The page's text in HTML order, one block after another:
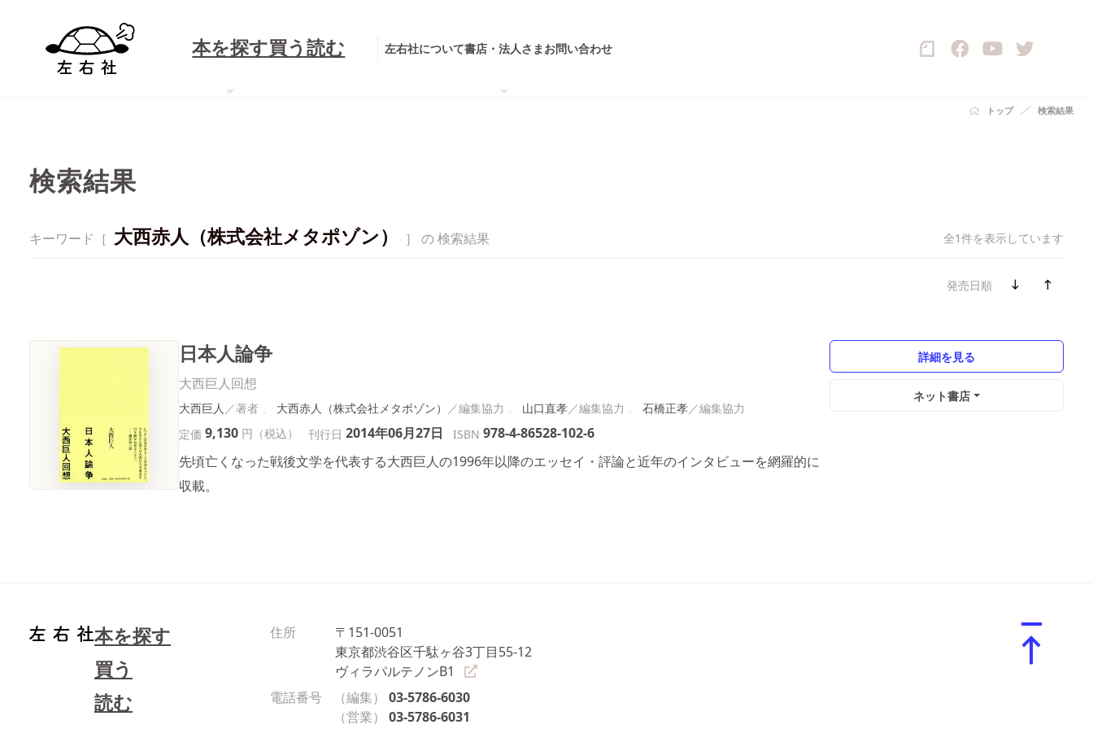
本を探す買う読む 左右社について書店・法人さまお問い合わせ
トップ 検索結果
検索結果
キーワード［ 大西赤人（株式会社メタポゾン） ］ の 検索結果 全1件を表示しています
発売日順
日本人論争
大西巨人回想
大西巨人 大西赤人（株式会社メタポゾン） 山口直孝
石橋正孝
定価 9,130 円（税込） 刊行日 2014年06月27日 ISBN 978-4-86528-102-6
先頃亡くなった戦後文学を代表する大西巨人の1996年以降のエッセイ・評論と近年のインタビューを網羅的に
収載。
詳細を見る
ネット書店
本を探す
買う
読む
住所
〒151-0051
東京都渋谷区千駄ヶ谷3丁目55-12
ヴィラパルテノンB1
電話番号
（編集）
03-5786-6030
（営業）
03-5786-6031